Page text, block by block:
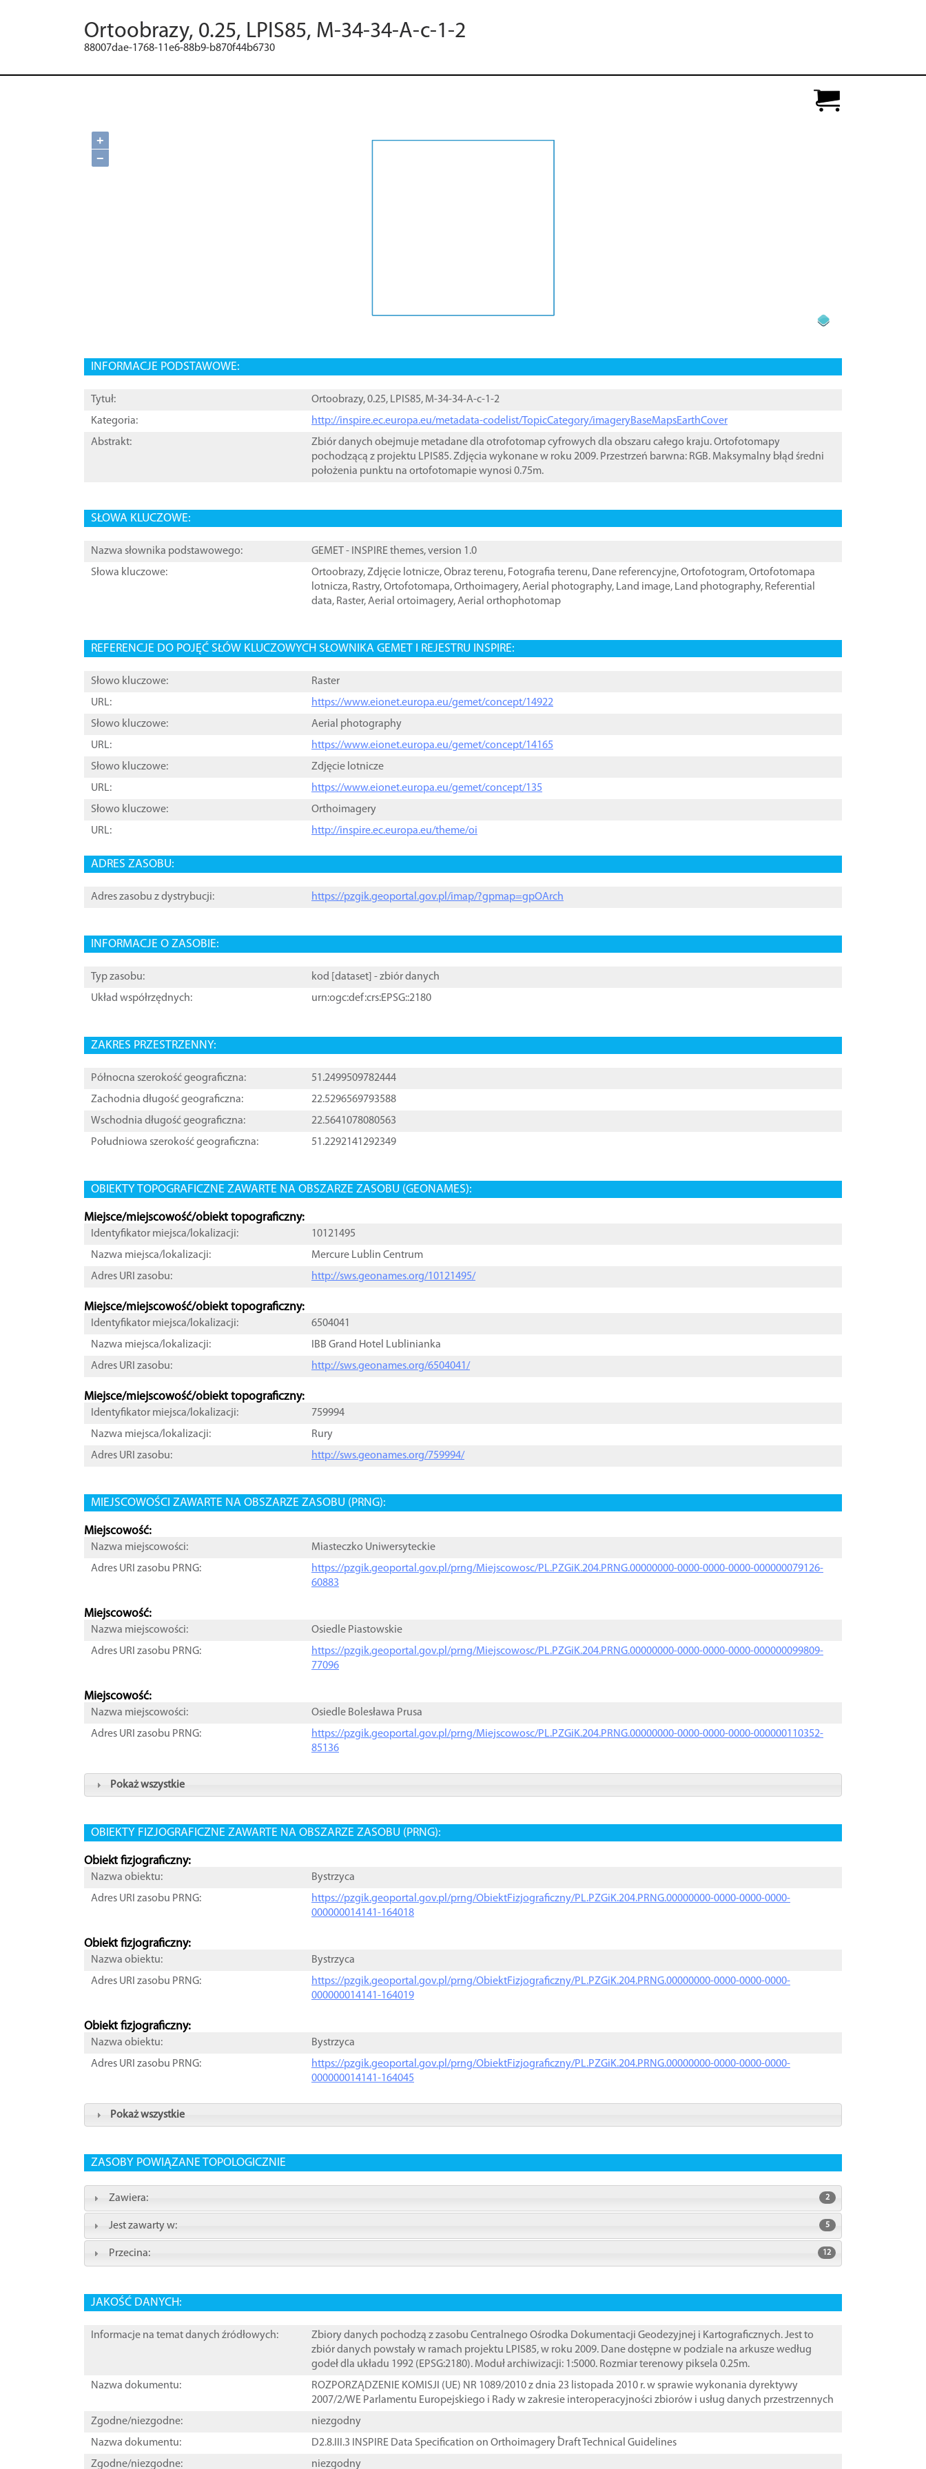
Ortoobrazy, 0.25, LPIS85, M-34-34-A-c-1-2
88007dae-1768-11e6-88b9-b870f44b6730
+
−
INFORMACJE PODSTAWOWE:
Tytuł:
Ortoobrazy, 0.25, LPIS85, M-34-34-A-c-1-2
Kategoria:
http://inspire.ec.europa.eu/metadata-codelist/TopicCategory/imageryBaseMapsEarthCover
Abstrakt:
Zbiór danych obejmuje metadane dla otrofotomap cyfrowych dla obszaru całego kraju. Ortofotomapy
pochodzącą z projektu LPIS85. Zdjęcia wykonane w roku 2009. Przestrzeń barwna: RGB. Maksymalny błąd średni
położenia punktu na ortofotomapie wynosi 0.75m.
SŁOWA KLUCZOWE:
Nazwa słownika podstawowego:
GEMET - INSPIRE themes, version 1.0
Słowa kluczowe:
Ortoobrazy,Zdjęcie lotnicze,Obraz terenu, Fotografia terenu, Dane referencyjne,Ortofotogram,Ortofotomapa
lotnicza, Rastry,Ortofotomapa,Orthoimagery,Aerial photography, Land image, Land photography, Referential
data, Raster,Aerial ortoimagery,Aerial orthophotomap
REFERENCJE DO POJĘĆ SŁÓW KLUCZOWYCH SŁOWNIKA GEMET I REJESTRU INSPIRE:
Słowo kluczowe:
Raster
URL:
https://www.eionet.europa.eu/gemet/concept/14922
Słowo kluczowe:
Aerial photography
URL:
https://www.eionet.europa.eu/gemet/concept/14165
Słowo kluczowe:
Zdjęcie lotnicze
URL:
https://www.eionet.europa.eu/gemet/concept/135
Słowo kluczowe:
Orthoimagery
URL:
http://inspire.ec.europa.eu/theme/oi
ADRES ZASOBU:
Adres zasobu z dystrybucji: https://pzgik.geoportal.gov.pl/imap/?gpmap=gpOArch
INFORMACJE O ZASOBIE:
Typ zasobu: kod [ dataset ] - zbiór danych
Układ współrzędnych:
urn:ogc:def:crs:EPSG::2180
ZAKRES PRZESTRZENNY:
Północna szerokość geograficzna:
51.2499509782444
Zachodnia długość geograficzna:
22.5296569793588
Wschodnia długość geograficzna:
22.5641078080563
Południowa szerokość geograficzna:
51.2292141292349
OBIEKTY TOPOGRAFICZNE ZAWARTE NA OBSZARZE ZASOBU (GEONAMES):
Miejsce/miejscowość/obiekt topograficzny:
Identyfikator miejsca/lokalizacji:
10121495
Nazwa miejsca/lokalizacji:
Mercure Lublin Centrum
Adres URI zasobu:
http://sws.geonames.org/10121495/
Miejsce/miejscowość/obiekt topograficzny:
Identyfikator miejsca/lokalizacji:
6504041
Nazwa miejsca/lokalizacji:
IBB Grand Hotel Lublinianka
Adres URI zasobu:
http://sws.geonames.org/6504041/
Miejsce/miejscowość/obiekt topograficzny:
Identyfikator miejsca/lokalizacji:
759994
Nazwa miejsca/lokalizacji:
Rury
Adres URI zasobu:
http://sws.geonames.org/759994/
MIEJSCOWOŚCI ZAWARTE NA OBSZARZE ZASOBU (PRNG):
Miejscowość:
Nazwa miejscowości:
Miasteczko Uniwersyteckie
Adres URI zasobu PRNG:
https://pzgik.geoportal.gov.pl/prng/Miejscowosc/PL.PZGiK.204.PRNG.00000000-0000-0000-0000-000000079126-
60883
Miejscowość:
Nazwa miejscowości:
Osiedle Piastowskie
Adres URI zasobu PRNG:
https://pzgik.geoportal.gov.pl/prng/Miejscowosc/PL.PZGiK.204.PRNG.00000000-0000-0000-0000-000000099809-
77096
Miejscowość:
Nazwa miejscowości:
Osiedle Bolesława Prusa
Adres URI zasobu PRNG:
https://pzgik.geoportal.gov.pl/prng/Miejscowosc/PL.PZGiK.204.PRNG.00000000-0000-0000-0000-000000110352-
85136
Pokaż wszystkie
OBIEKTY FIZJOGRAFICZNE ZAWARTE NA OBSZARZE ZASOBU (PRNG):
Obiekt fizjograficzny:
Nazwa obiektu:
Bystrzyca
Adres URI zasobu PRNG:
https://pzgik.geoportal.gov.pl/prng/ObiektFizjograficzny/PL.PZGiK.204.PRNG.00000000-0000-0000-0000-
000000014141-164018
Obiekt fizjograficzny:
Nazwa obiektu:
Bystrzyca
Adres URI zasobu PRNG:
https://pzgik.geoportal.gov.pl/prng/ObiektFizjograficzny/PL.PZGiK.204.PRNG.00000000-0000-0000-0000-
000000014141-164019
Obiekt fizjograficzny:
Nazwa obiektu:
Bystrzyca
Adres URI zasobu PRNG:
https://pzgik.geoportal.gov.pl/prng/ObiektFizjograficzny/PL.PZGiK.204.PRNG.00000000-0000-0000-0000-
000000014141-164045
Pokaż wszystkie
ZASOBY POWIĄZANE TOPOLOGICZNIE
Zawiera: 2
Jest zawarty w: 5
Przecina: 12
JAKOŚĆ DANYCH:
Informacje na temat danych źródłowych:
Zbiory danych pochodzą z zasobu Centralnego Ośrodka Dokumentacji Geodezyjnej i Kartograficznych. Jest to
zbiór danych powstały w ramach projektu LPIS85, w roku 2009. Dane dostępne w podziale na arkusze według
godeł dla układu 1992 (EPSG:2180). Moduł archiwizacji: 1:5000. Rozmiar terenowy piksela 0.25m.
Nazwa dokumentu:
ROZPORZĄDZENIE KOMISJI (UE) NR 1089/2010 z dnia 23 listopada 2010 r. w sprawie wykonania dyrektywy
2007/2/WE Parlamentu Europejskiego i Rady w zakresie interoperacyjności zbiorów i usług danych przestrzennych
Zgodne/niezgodne:
niezgodny
Nazwa dokumentu:
D2.8.III.3 INSPIRE Data Specification on Orthoimagery ֠Draft Technical Guidelines
Zgodne/niezgodne:
niezgodny